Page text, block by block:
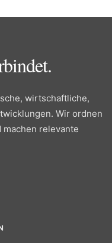
wirtschaftliche,
Wir ordnen
machen relevante